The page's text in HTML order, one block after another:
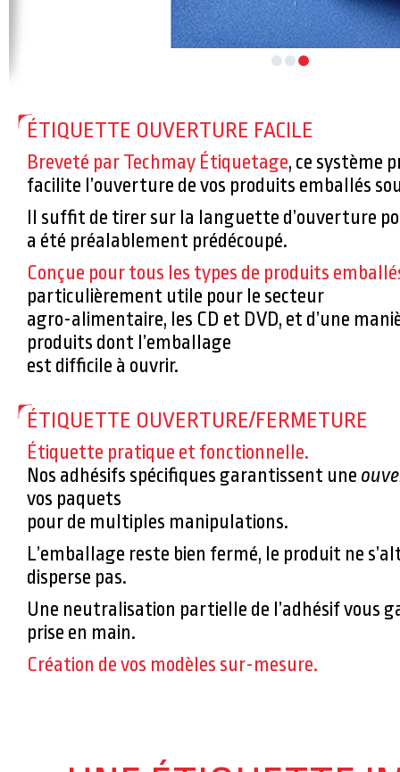
ÉTIQUETTE OUVERTURE FACILE
Breveté par Techmay Étiquetage, ce système
facilite l’ouverture de vos produits emballés
Il suffit de tirer sur la languette d’ouverture
a été préalablement prédécoupé.
Conçue pour tous les types de produits
particulièrement utile pour le secteur
agro-alimentaire, les CD et DVD, et d’une
produits dont l’emballage
est difficile à ouvrir.
ÉTIQUETTE OUVERTURE/FERMETURE
Étiquette pratique et fonctionnelle.
Nos adhésifs spécifiques garantissent une
vos paquets
pour de multiples manipulations.
L’emballage reste bien fermé, le produit ne
disperse pas.
Une neutralisation partielle de l’adhésif vous
prise en main.
Création de vos modèles sur-mesure.